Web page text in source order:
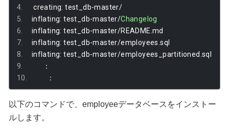
   creating
: test_db-master/
  inflating
: test_db-master/Changelog
  inflating
: test_db-master/README .md
  inflating
: test_db-master/employees .sql
  inflating
: test_db-master/employees_partitioned .sql
：
：
以下のコマンドで、employeeデータベースをインストー
ルします。